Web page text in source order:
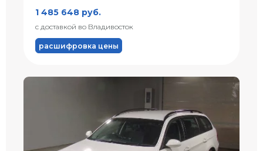
1 485 648 руб.
с доставкой во Владивосток
расшифровка цены